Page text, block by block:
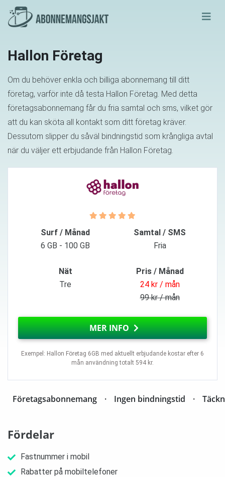
Hallon Företag
Om du behöver enkla och billiga abonnemang till ditt
företag, varför inte då testa Hallon Företag. Med detta
företagsabonnemang får du fria samtal och sms, vilket gör
att du kan sköta all kontakt som ditt företag kräver.
Dessutom slipper du såväl bindningstid som krångliga avtal
när du väljer ett erbjudande från Hallon Företag.
Surf / Månad
6 GB - 100 GB
Samtal / SMS
Fria
Nät
Tre
Pris / Månad
24 kr / mån
99 kr / mån
MER INFO
Exempel: Hallon Företag 6GB med aktuellt erbjudande kostar efter 6
mån användning totalt 594 kr.
Företagsabonnemang Ingen bindningstid
Fördelar
Fastnummer i mobil
Rabatter på mobiltelefoner